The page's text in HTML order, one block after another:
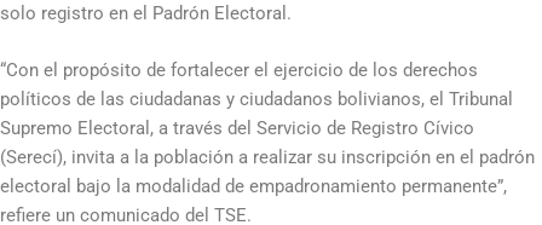
solo registro en el Padrón Electoral.
“Con el propósito de fortalecer el ejercicio de los derechos
políticos de las ciudadanas y ciudadanos bolivianos, el Tribunal
Supremo Electoral, a través del Servicio de Registro Cívico
(Serecí), invita a la población a realizar su inscripción en el padrón
electoral bajo la modalidad de empadronamiento permanente”,
refiere un comunicado del TSE.